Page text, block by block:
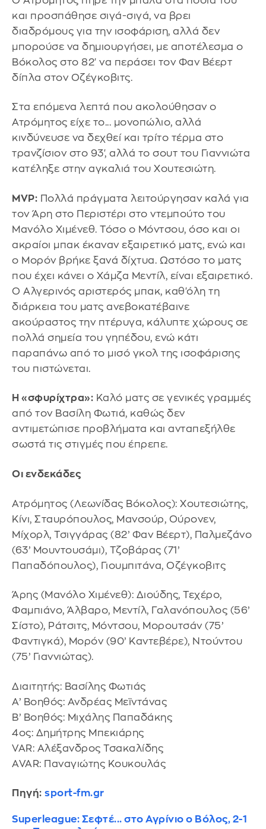
και προσπάθησε σιγά-σιγά, να βρει
διαδρόμους για την ισοφάριση, αλλά δεν
μπορούσε να δημιουργήσει, με αποτέλεσμα ο
Βόκολος στο 82' να περάσει τον Φαν Βέερτ
δίπλα στον Οζέγκοβιτς.
Στα επόμενα λεπτά που ακολούθησαν ο
Ατρόμητος είχε το... μονοπώλιο, αλλά
κινδύνευσε να δεχθεί και τρίτο τέρμα στο
τρανζίσιον στο 93', αλλά το σουτ του Γιαννιώτα
κατέληξε στην αγκαλιά του Χουτεσιώτη.
MVP: Πολλά πράγματα λειτούργησαν καλά για
τον Άρη στο Περιστέρι στο ντεμπούτο του
Μανόλο Χιμένεθ. Τόσο ο Μόντσου, όσο και οι
ακραίοι μπακ έκαναν εξαιρετικό ματς, ενώ και
ο Μορόν βρήκε ξανά δίχτυα. Ωστόσο το ματς
που έχει κάνει ο Xάμζα Μεντίλ, είναι εξαιρετικό.
Ο Αλγερινός αριστερός μπακ, καθ'όλη τη
διάρκεια του ματς ανεβοκατέβαινε
ακούραστος την πτέρυγα, κάλυπτε χώρους σε
πολλά σημεία του γηπέδου, ενώ κάτι
παραπάνω από το μισό γκολ της ισοφάρισης
του πιστώνεται.
Η «σφυρίχτρα»: Καλό ματς σε γενικές γραμμές
από τον Βασίλη Φωτιά, καθώς δεν
αντιμετώπισε προβλήματα και ανταπεξήλθε
σωστά τις στιγμές που έπρεπε.
Oι ενδεκάδες
Ατρόμητος (Λεωνίδας Βόκολος): Xoυτεσιώτης,
Κίνι, Σταυρόπουλος, Μανσούρ, Ούρονεν,
Μίχορλ, Τσιγγάρας (82’ Φαν Βέερτ), Παλμεζάνο
(63’ Μουντουσάμι), Τζοβάρας (71’
Παπαδόπουλος), Γιουμπιτάνα, Οζέγκοβιτς
Άρης (Μανόλο Χιμένεθ): Διούδης, Τεχέρο,
Φαμπιάνο, Άλβαρο, Μεντίλ, Γαλανόπουλος (56’
Σίστο), Ράτσιτς, Μόντσου, Μορουτσάν (75’
Φαντιγκά), Μορόν (90’ Καντεβέρε), Ντούντου
(75’ Γιαννιώτας).
Διαιτητής: Βασίλης Φωτιάς
Α’ Βοηθός: Ανδρέας Μεϊντάνας
Β’ Βοηθός: Μιχάλης Παπαδάκης
4ος: Δημήτρης Μπεκιάρης
VAR: Αλέξανδρος Τσακαλίδης
AVAR: Παναγιώτης Κουκουλάς
Πηγή: sport-fm.gr
Superleague: Σεφτέ... στο Αγρίνιο ο Βόλος, 2-1